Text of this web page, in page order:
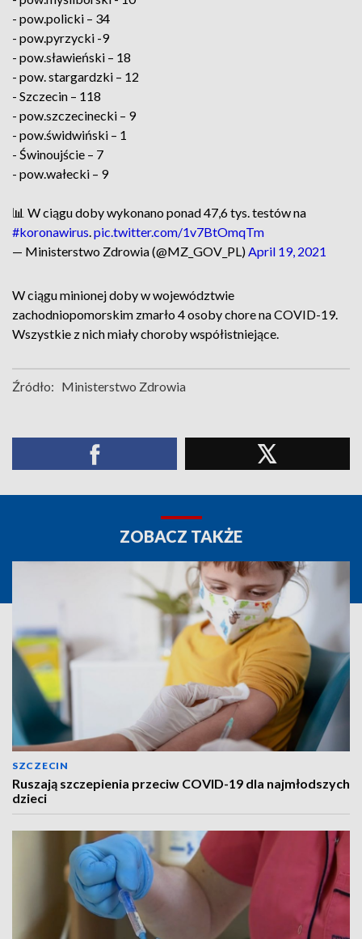
- pow.policki – 34
- pow.pyrzycki -9
- pow.sławieński – 18
- pow. stargardzki – 12
- Szczecin – 118
- pow.szczecinecki – 9
- pow.świdwiński – 1
- Świnoujście – 7
- pow.wałecki – 9
📊 W ciągu doby wykonano ponad 47,6 tys. testów na
#koronawirus.pic.twitter.com/1v7BtOmqTm
— Ministerstwo Zdrowia (@MZ_GOV_PL)April 19, 2021
W ciągu minionej doby w województwie
zachodniopomorskim zmarło 4 osoby chore na COVID-19.
Wszystkie z nich miały choroby współistniejące.
Źródło: Ministerstwo Zdrowia
ZOBACZ TAKŻE
SZCZECIN
Ruszają szczepienia przeciw COVID-19 dla najmłodszych
dzieci